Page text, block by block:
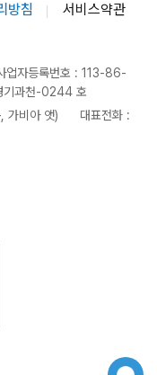
방침
서비스약관
업자등록번호 : 113-86-
기과천-0244 호
가비아 앳)
대표전화 :